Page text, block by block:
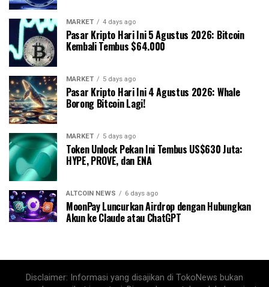
MARKET 4 days ago
Pasar Kripto Hari Ini 5 Agustus 2026: Bitcoin
Kembali Tembus $64.000
MARKET 5 days ago
Pasar Kripto Hari Ini 4 Agustus 2026: Whale
Borong Bitcoin Lagi!
MARKET 5 days ago
Token Unlock Pekan Ini Tembus US$630 Juta:
HYPE, PROVE, dan ENA
ALTCOIN NEWS 6 days ago
MoonPay Luncurkan Airdrop dengan Hubungkan
Akun ke Claude atau ChatGPT
Disclaimer: Informasi yang disajikan di TokoNews bukan